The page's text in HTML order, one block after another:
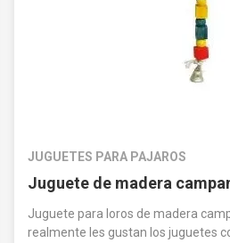
JUGUETES PARA PAJAROS
Juguete de madera
Juguete para loros de madera
realmente les gustan los juguetes